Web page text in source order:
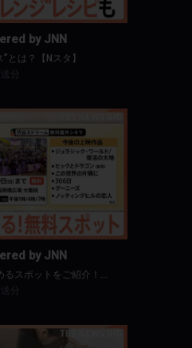
by JNN
とは？【Nスタ】
分
Powered by JNN
by JNN
GW後半戦！無料で楽しめるスポットをご紹介！【Nスタ】
分